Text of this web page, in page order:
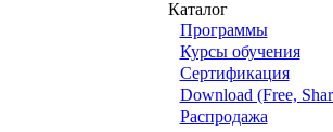
Каталог
Программы
Курсы обучения
Сертификация
Download (Free,
Распродажа